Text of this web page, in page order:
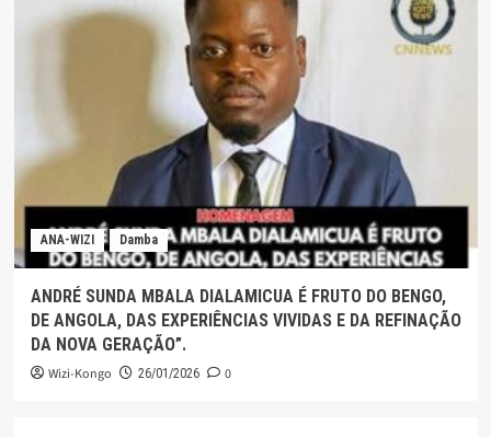
ANA-WIZI Damba
ANDRÉ SUNDA MBALA DIALAMICUA É FRUTO DO BENGO,
DE ANGOLA, DAS EXPERIÊNCIAS VIVIDAS E DA REFINAÇÃO
DA NOVA GERAÇÃO”.
Wizi-Kongo 26/01/2026 0